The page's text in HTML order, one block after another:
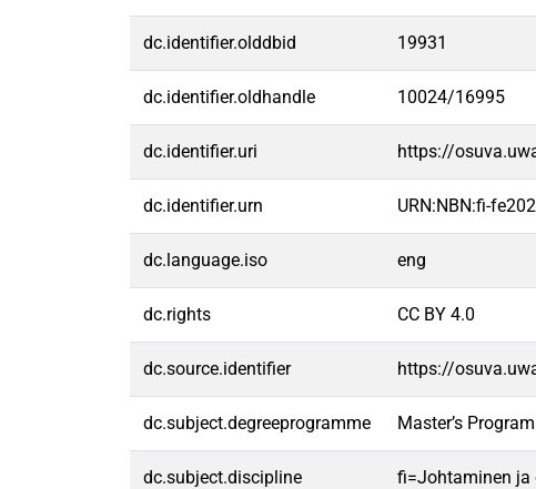
dc.identifier.olddbid 19931
dc.identifier.oldhandle 10024/16995
dc.identifier.uri https://
dc.identifier.urn URN:NBN:fi-
dc.language.iso eng
dc.rights CC BY 4.0
dc.source.identifier https://
dc.subject.degreeprogramme Master’s
dc.subject.discipline fi=Johtaminen ja